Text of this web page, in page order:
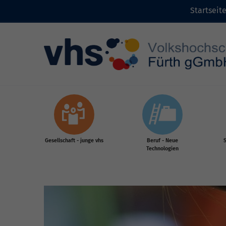
Startseite
Gesellschaft - junge vhs
Beruf - Neue
Technologien